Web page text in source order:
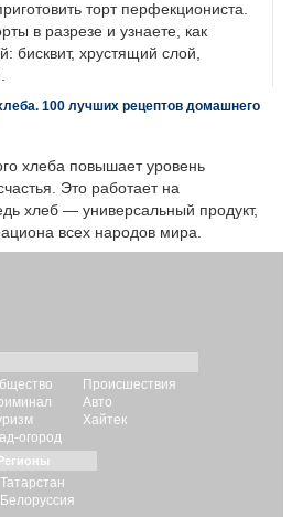
торт перфекциониста.
в разрезе и узнаете, как
бисквит, хрустящий слой,
100 лучших рецептов домашнего
хлеба повышает уровень
Это работает на
хлеб — универсальный продукт,
всех народов мира.
огород
Происшествия
Авто
Хайтек
Регионы
Татарстан
Белоруссия